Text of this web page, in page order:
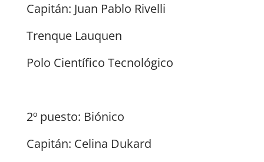
Capitán: Juan Pablo Rivelli
Trenque Lauquen
Polo Científico Tecnológico
2º puesto: Biónico
Capitán: Celina Dukard